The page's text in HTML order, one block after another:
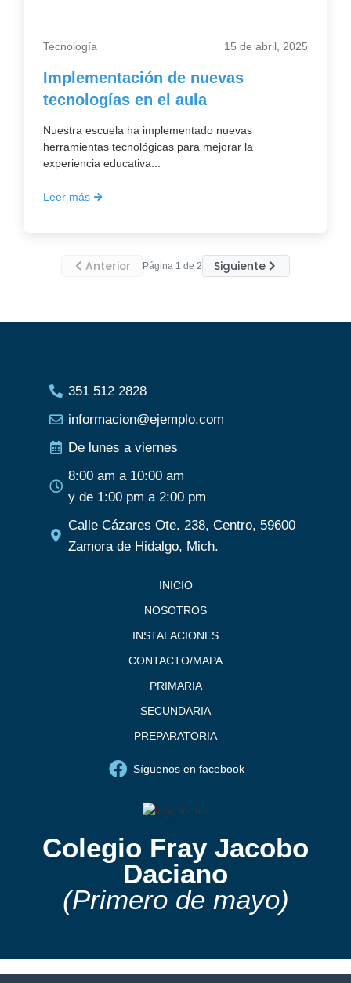
Tecnología 15 de abril, 2025
Implementación de nuevas
tecnologías en el aula
Nuestra escuela ha implementado nuevas
herramientas tecnológicas para mejorar la
experiencia educativa...
Leer más
Anterior Página 1 de 2 Siguiente
351 512 2828
informacion@ejemplo.com
De lunes a viernes
8:00 am a 10:00 am
y de 1:00 pm a 2:00 pm
Calle Cázares Ote. 238, Centro, 59600
Zamora de Hidalgo, Mich.
INICIO
NOSOTROS
INSTALACIONES
CONTACTO/MAPA
PRIMARIA
SECUNDARIA
PREPARATORIA
Síguenos en facebook
Colegio Fray Jacobo
Daciano
(Primero de mayo)